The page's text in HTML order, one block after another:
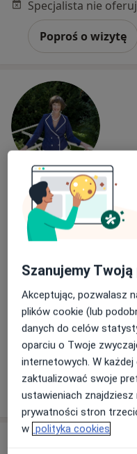
Poproś o wizytę
lek. Bożena
Lekarz rodzinny, Pediatra
314 opinii
Koprzywiańska 37,
Przyjazna Medycyna
Konsultacja lekarza
Poproś o wizytę
Szanujemy
Akceptując, pozwalasz
plików cookie (lub
danych do celów
oparciu o Twoje
internetowych. W
zaktualizować swoje
ustawieniach
prywatności stron
w polityka cookies